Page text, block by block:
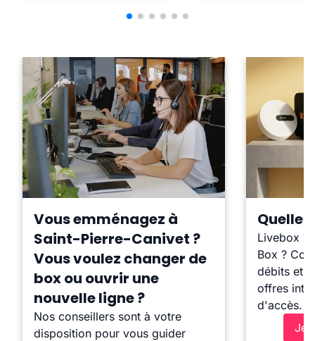
Vous emménagez à
Saint-Pierre-Canivet ?
Vous voulez changer de
box ou ouvrir une
nouvelle ligne ?
Nos conseillers sont à votre
disposition pour vous guider
Quelle
Livebox ?
Box ?
débits et
offres
d'accès.
Je